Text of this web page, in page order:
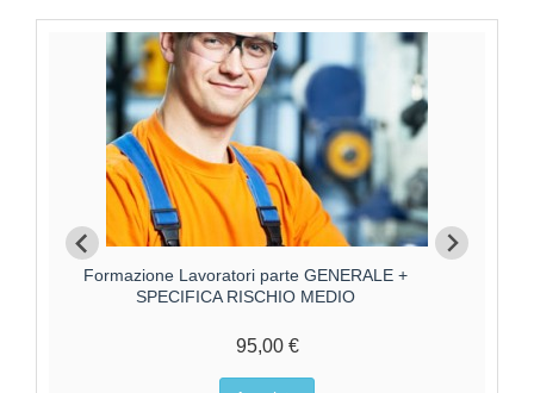
Formazione Lavoratori parte GENERALE +
SPECIFICA RISCHIO MEDIO
95,00 €